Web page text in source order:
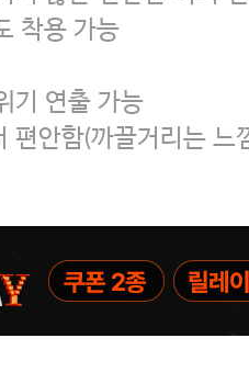
착용 가능
기 연출 가능
편안함(까끌거리는 느